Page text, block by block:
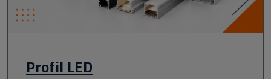
Profil LED